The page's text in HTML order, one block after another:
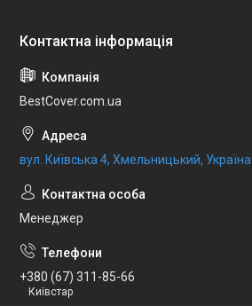
BestCover.com.ua
вул. Київська 4, Хмельницький, Україна
Менеджер
+380 (67) 311-85-66
Київстар